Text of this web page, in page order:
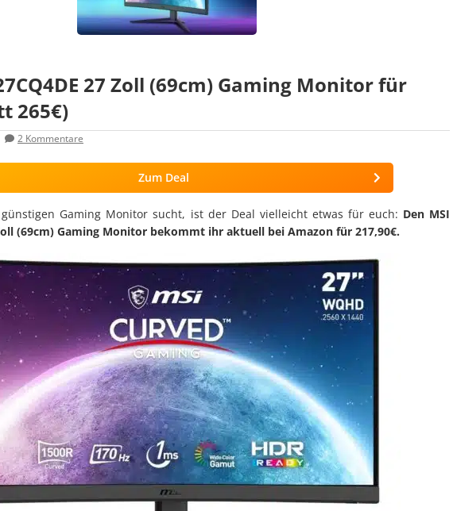
27 Zoll (69cm) Gaming Monitor für
265€)
2 Kommentare
Zum Deal
Gaming Monitor sucht, ist der Deal vielleicht etwas für euch: Den MSI
(69cm) Gaming Monitor bekommt ihr aktuell bei Amazon für 217,90€.